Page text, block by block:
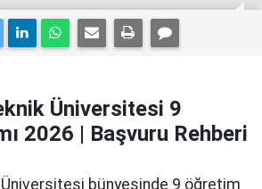
Üniversitesi 9
2026 | Başvuru Rehberi
bünyesinde 9 öğretim